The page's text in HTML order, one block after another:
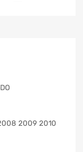
2009 2010